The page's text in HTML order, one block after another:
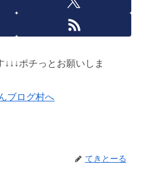
ポチっとお願いしま
てきとーる